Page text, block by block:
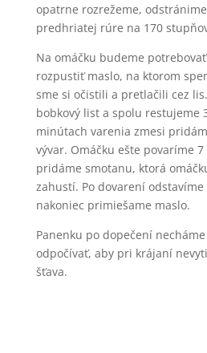
opatrne rozrežeme,
predhriatej rúre na 170
Na omáčku budeme
rozpustiť maslo, na ktorom
sme si očistili a pretlačili cez
bobkový list a spolu restujeme
minútach varenia zmesi
vývar. Omáčku ešte povaríme
pridáme smotanu, ktorá
zahustí. Po dovarení
nakoniec primiešame maslo.
Panenku po dopečení
odpočívať, aby pri krájaní
šťava.